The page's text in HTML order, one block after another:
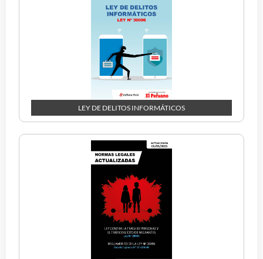
LEY DE DELITOS INFORMÁTICOS